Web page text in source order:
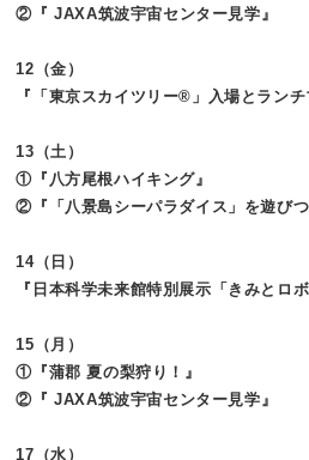
②『 JAXA筑波宇宙センター見学』
12（金）
『「東京スカイツリー®」入場とランチ
13（土）
①『八方尾根ハイキング』
②『「八景島シーパラダイス」を遊びつ
14（日）
『日本科学未来館特別展示「きみとロボ
15（月）
①『蒲郡 夏の梨狩り！』
②『 JAXA筑波宇宙センター見学』
17（水）